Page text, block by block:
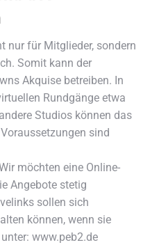
nur für Mitglieder, sondern
Somit kann der
Akquise betreiben. In
Rundgänge etwa
Studios können das
sind
möchten eine Online-
Angebote stetig
sollen sich
können, wenn sie
www.peb2.de